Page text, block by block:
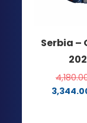
Serbia –